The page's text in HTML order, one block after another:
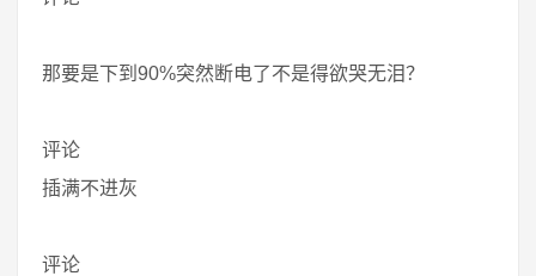
那要是下到90%突然断电了不是得欲哭无泪？
评论
插满不进灰
评论